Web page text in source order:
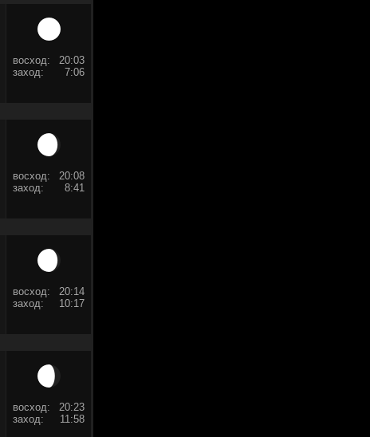
восход:
20:03
заход:
7:06
восход:
20:08
заход:
8:41
восход:
20:14
заход:
10:17
восход:
20:23
заход:
11:58